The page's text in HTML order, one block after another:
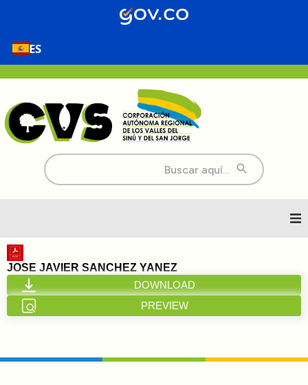
ES
Buscar:
Inicio
Nosotros
Transparencia
JOSE JAVIER SANCHEZ YANEZ
DOWNLOAD
PREVIEW